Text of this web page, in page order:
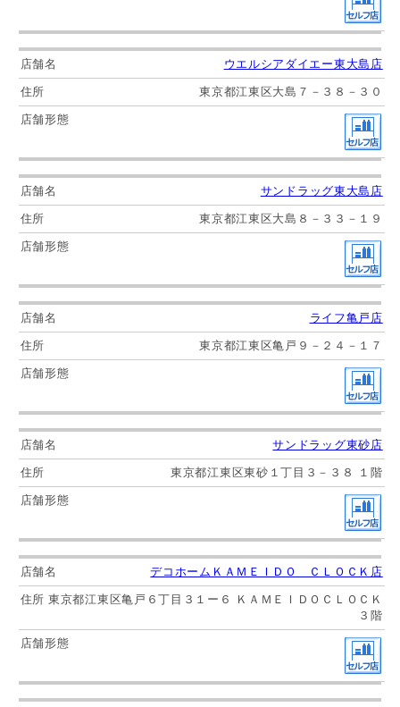
ウエルシアダイエー東大島店
東京都江東区大島７－３８－３０
サンドラッグ東大島店
東京都江東区大島８－３３－１９
ライフ亀戸店
東京都江東区亀戸９－２４－１７
サンドラッグ東砂店
東京都江東区東砂１丁目３－３８ １階
デコホームＫＡＭＥＩＤＯ ＣＬＯＣＫ店
東京都江東区亀戸６丁目３１ー６ ＫＡＭＥＩＤＯＣＬＯＣＫ
３階